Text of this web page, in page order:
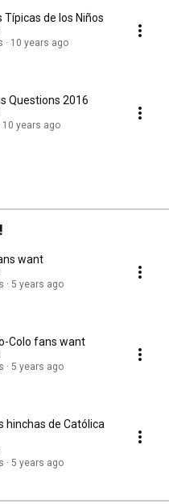
Típicas de los Niños
10 years ago
Questions 2016
10 years ago
want
5 years ago
Colo fans want
5 years ago
hinchas de Católica
5 years ago